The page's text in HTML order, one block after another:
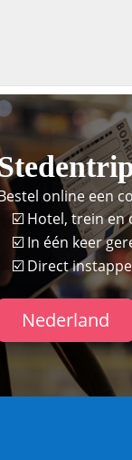
online een
☑️ Hotel, trein en
☑️ In één keer
☑️ Direct
Nederland